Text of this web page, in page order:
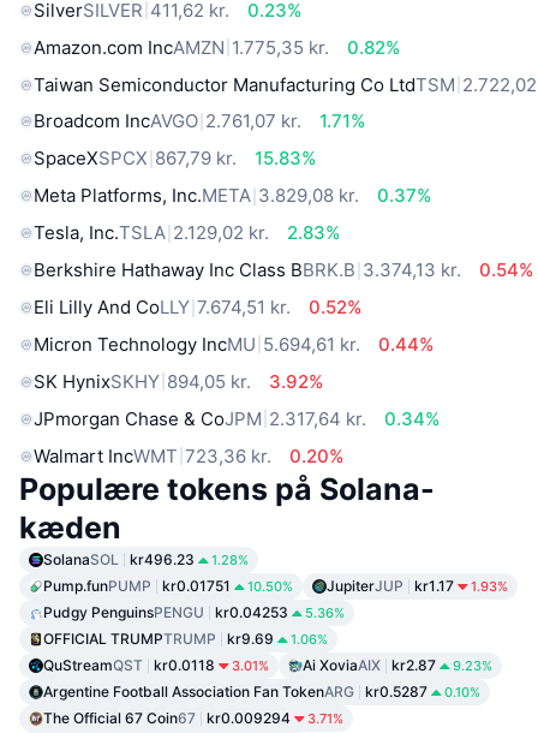
SilverSILVER 411,62 kr.
0.23%
Amazon.com IncAMZN 1.775,35 kr.
0.82%
Taiwan Semiconductor Manufacturing Co LtdTSM
Broadcom IncAVGO 2.761,07 kr.
1.71%
SpaceXSPCX 867,79 kr.
15.83%
Meta Platforms, Inc.META 3.829,08 kr.
0.37%
Tesla, Inc.TSLA 2.129,02 kr.
2.83%
Berkshire Hathaway Inc Class BBRK.B 3.374,13 kr.
0.54%
Eli Lilly And CoLLY 7.674,51 kr.
0.52%
Micron Technology IncMU 5.694,61 kr.
0.44%
SK HynixSKHY 894,05 kr.
3.92%
JPmorgan Chase & CoJPM 2.317,64 kr.
0.34%
Walmart IncWMT 723,36 kr. 0.20%
Populære tokens på Solana-
kæden
SolanaSOL kr496.23 1.28%
Pump.funPUMP kr0.01751 10.50% JupiterJUP kr1.17 1.93%
Pudgy PenguinsPENGU kr0.04253 5.36%
OFFICIAL TRUMPTRUMP kr9.69 1.06%
QuStreamQST kr0.0118 3.01% Ai XoviaAIX kr2.87 9.23%
Argentine Football Association Fan TokenARG kr0.5287 0.10%
The Official 67 Coin67 kr0.009294 3.71%